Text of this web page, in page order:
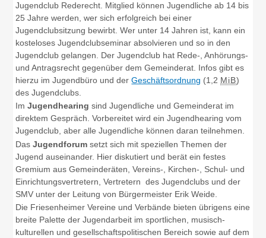
Jugendclub Rederecht. Mitglied können Jugendliche ab 14 bis
25 Jahre werden, wer sich erfolgreich bei einer
Jugendclubsitzung bewirbt. Wer unter 14 Jahren ist, kann ein
kosteloses Jugendclubseminar absolvieren und so in den
Jugendclub gelangen. Der Jugendclub hat Rede-, Anhörungs-
und Antragsrecht gegenüber dem Gemeinderat. Infos gibt es
hierzu im Jugendbüro und derGeschäftsordnung (1,2 MiB)
des Jugendclubs.
ImJugendhearing sind Jugendliche und Gemeinderat im
direktem Gespräch. Vorbereitet wird ein Jugendhearing vom
Jugendclub, aber alle Jugendliche können daran teilnehmen.
DasJugendforum setzt sich mit speziellen Themen der
Jugend auseinander. Hier diskutiert und berät ein festes
Gremium aus Gemeinderäten, Vereins-, Kirchen-, Schul- und
Einrichtungsvertretern, Vertretern des Jugendclubs und der
SMV unter der Leitung von Bürgermeister Erik Weide.
Die Friesenheimer Vereine und Verbände bieten übrigens eine
breite Palette der Jugendarbeit im sportlichen, musisch-
kulturellen und gesellschaftspolitischen Bereich sowie auf dem